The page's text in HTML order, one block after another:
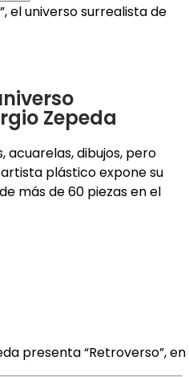
el universo surrealista de
Zepeda
dibujos, pero
plástico expone su
más de 60 piezas en el
presenta “Retroverso”,